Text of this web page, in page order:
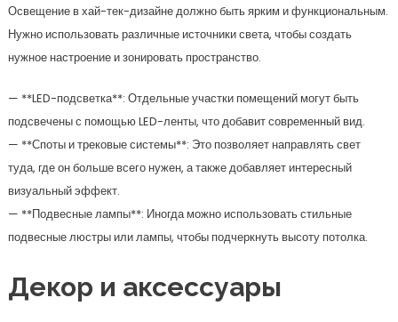
Освещение в хай-тек-дизайне должно быть ярким и функциональным.
Нужно использовать различные источники света, чтобы создать
нужное настроение и зонировать пространство.
— **LED-подсветка**: Отдельные участки помещений могут быть
подсвечены с помощью LED-ленты, что добавит современный вид.
— **Споты и трековые системы**: Это позволяет направлять свет
туда, где он больше всего нужен, а также добавляет интересный
визуальный эффект.
— **Подвесные лампы**: Иногда можно использовать стильные
подвесные люстры или лампы, чтобы подчеркнуть высоту потолка.
Декор и аксессуары